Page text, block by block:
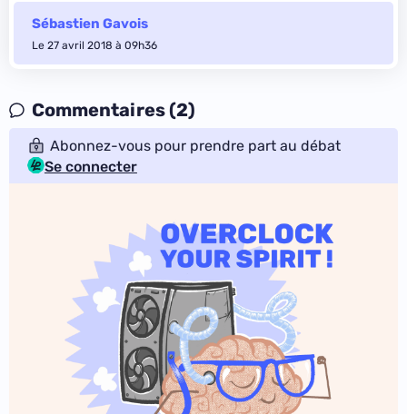
Sébastien Gavois
Le 27 avril 2018 à 09h36
Commentaires (2)
Abonnez-vous pour prendre part au débat
Se connecter